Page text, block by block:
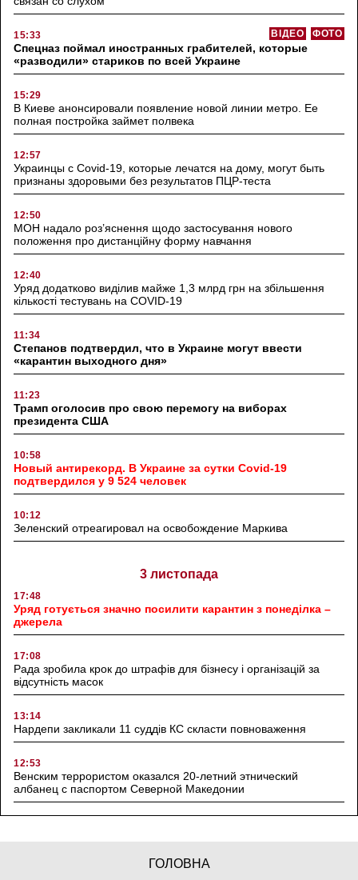
15:33 ФОТО
ВІДЕО
Спецназ поймал иностранных грабителей, которые
«разводили» стариков по всей Украине
15:29
В Киеве анонсировали появление новой линии метро. Ее
полная постройка займет полвека
12:57
Украинцы с Covid-19, которые лечатся на дому, могут быть
признаны здоровыми без результатов ПЦР-теста
12:50
МОН надало роз’яснення щодо застосування нового
положення про дистанційну форму навчання
12:40
Уряд додатково виділив майже 1,3 млрд грн на збільшення
кількості тестувань на COVID-19
11:34
Степанов подтвердил, что в Украине могут ввести
«карантин выходного дня»
11:23
Трамп оголосив про свою перемогу на виборах
президента США
10:58
Новый антирекорд. В Украине за сутки Covid-19
подтвердился у 9 524 человек
10:12
Зеленский отреагировал на освобождение Маркива
3 листопада
17:48
Уряд готується значно посилити карантин з понеділка –
джерела
17:08
Рада зробила крок до штрафів для бізнесу і організацій за
відсутність масок
13:14
Нардепи закликали 11 суддів КС скласти повноваження
12:53
Венским террористом оказался 20-летний этнический
албанец с паспортом Северной Македонии
ГОЛОВНА